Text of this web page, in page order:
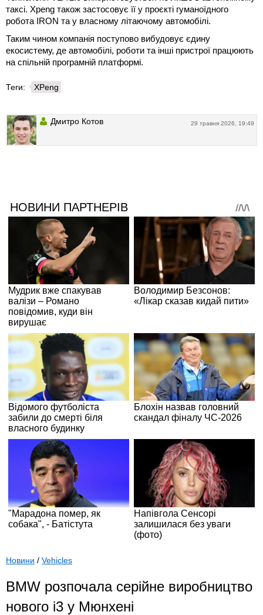
таксі. Xpeng також застосовує її у проєкті гуманоїдного
робота IRON та у власному літаючому автомобілі.
Таким чином компанія поступово вибудовує єдину
екосистему, де автомобілі, роботи та інші пристрої працюють
на спільній програмній платформі.
Теги: XPeng
29 травня 2026, 19:49
Дмитро Котов
Новини / Vehicles
BMW розпочала серійне виробництво
нового i3 у Мюнхені